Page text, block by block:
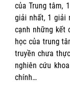
của Trung tâm,
giải nhất, 1 giải
cạnh những kết
học của trung
truyền chưa
nghiên cứu
chính…